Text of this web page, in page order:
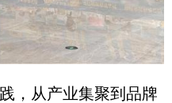
从产业集聚到品牌